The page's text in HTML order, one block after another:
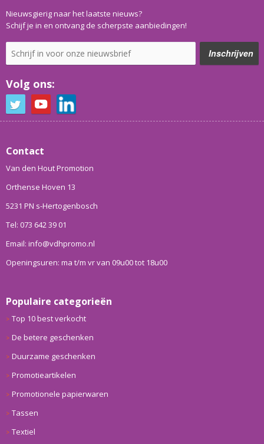
Nieuwsgierig naar het laatste nieuws?
Schijf je in en ontvang de scherpste aanbiedingen!
Volg ons:
Contact
Van den Hout Promotion
Orthense Hoven 13
5231 PN s-Hertogenbosch
Tel: 073 642 39 01
Email: info@vdhpromo.nl
Openingsuren: ma t/m vr van 09u00 tot 18u00
Populaire categorieën
Top 10 best verkocht
De betere geschenken
Duurzame geschenken
Promotieartikelen
Promotionele papierwaren
Tassen
Textiel